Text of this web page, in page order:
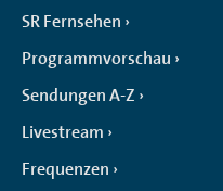
SR Fernsehen
Programmvorschau
Sendungen A-Z
Livestream
Frequenzen